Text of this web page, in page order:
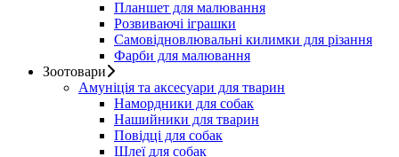
Планшет для малювання
Розвиваючі іграшки
Самовідновлювальні килимки для різання
Фарби для малювання
Зоотовари
Амуніція та аксесуари для тварин
Намордники для собак
Нашийники для тварин
Повідці для собак
Шлеї для собак